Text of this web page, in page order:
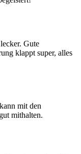
Gute
klappt super, alles
mit den
mithalten.